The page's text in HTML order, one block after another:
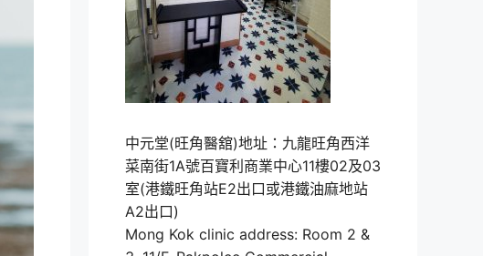
中元堂(旺角醫舘)地址：九龍旺角西洋
菜南街1A號百寶利商業中心11樓02及03
室(港鐵旺角站E2出口或港鐵油麻地站
A2出口)
Mong Kok clinic address: Room 2 &